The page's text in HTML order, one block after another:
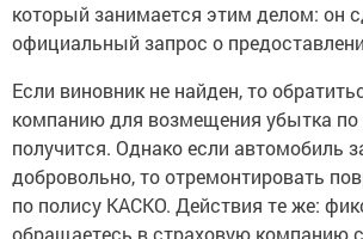
который занимается этим делом: он
официальный запрос о
Если виновник не найден, то
компанию для возмещения убытка
получится. Однако если автомобиль
добровольно, то отремонтировать
по полису КАСКО. Действия те же: